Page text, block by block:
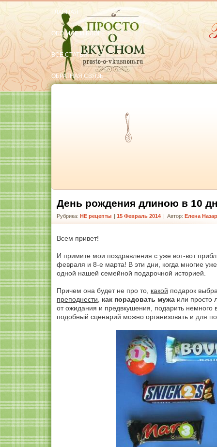
ГЛАВНАЯ
ОБО МНЕ И БЛОГЕ
ВСЕ СТАТЬИ
ОБРАТНАЯ СВЯЗЬ
День рождения длиною в 10
Рубрика: НЕ рецепты | 15 Февраль 2014 | Автор: Елена
Всем привет!
И примите мои поздравления с уже вот-вот
февраля и 8-е марта! В эти дни, когда многие
одной нашей семейной подарочной историей.
Причем она будет не про то, какой подарок
преподнести
как порадовать мужа или просто
от ожидания и предвкушения, подарить
подобный сценарий можно организовать и для